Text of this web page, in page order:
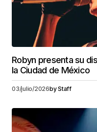
Robyn presenta su
la Ciudad de México
03/julio/2026byStaff